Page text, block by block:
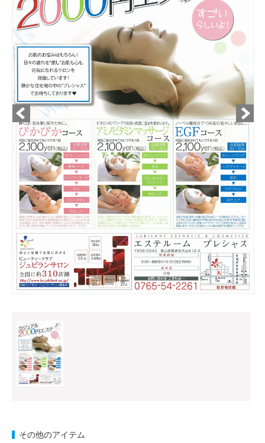
その他のアイテム